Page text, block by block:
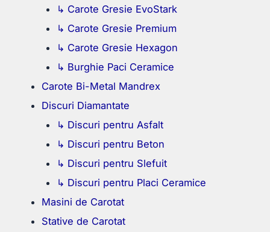
↳ Carote Gresie EvoStark
↳ Carote Gresie Premium
↳ Carote Gresie Hexagon
↳ Burghie Paci Ceramice
Carote Bi-Metal Mandrex
Discuri Diamantate
↳ Discuri pentru Asfalt
↳ Discuri pentru Beton
↳ Discuri pentru Slefuit
↳ Discuri pentru Placi Ceramice
Masini de Carotat
Stative de Carotat